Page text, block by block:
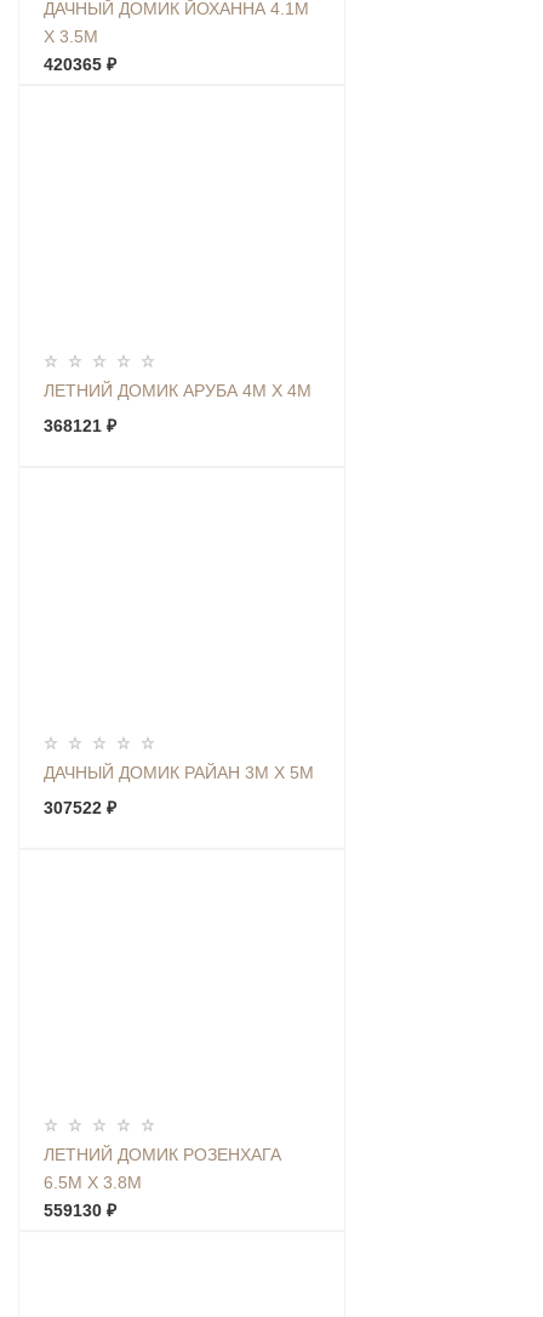
ДАЧНЫЙ ДОМИК ЙОХАННА 4.1М
Х 3.5М
420365 ₽
ЛЕТНИЙ ДОМИК АРУБА 4М Х 4М
368121 ₽
ДАЧНЫЙ ДОМИК РАЙАН 3М Х 5М
307522 ₽
ЛЕТНИЙ ДОМИК РОЗЕНХАГА
6.5М Х 3.8М
559130 ₽